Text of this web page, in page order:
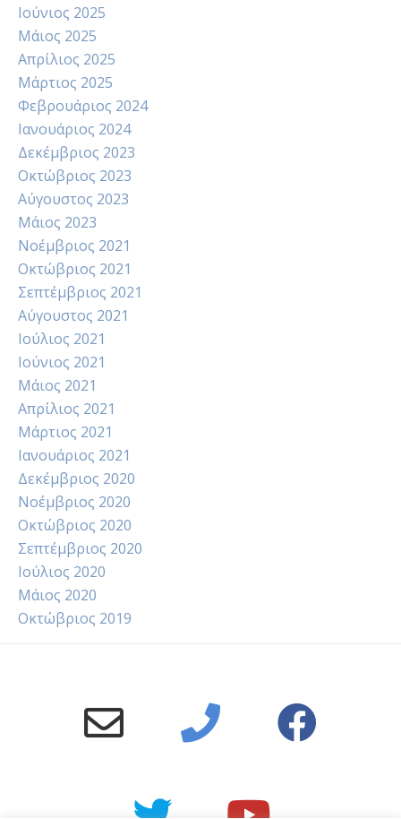
Ιούνιος 2025
Μάιος 2025
Απρίλιος 2025
Μάρτιος 2025
Φεβρουάριος 2024
Ιανουάριος 2024
Δεκέμβριος 2023
Οκτώβριος 2023
Αύγουστος 2023
Μάιος 2023
Νοέμβριος 2021
Οκτώβριος 2021
Σεπτέμβριος 2021
Αύγουστος 2021
Ιούλιος 2021
Ιούνιος 2021
Μάιος 2021
Απρίλιος 2021
Μάρτιος 2021
Ιανουάριος 2021
Δεκέμβριος 2020
Νοέμβριος 2020
Οκτώβριος 2020
Σεπτέμβριος 2020
Ιούλιος 2020
Μάιος 2020
Οκτώβριος 2019